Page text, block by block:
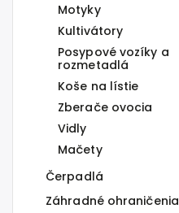
Motyky
Kultivátory
Posypové vozíky a
rozmetadlá
Koše na lístie
Zberače ovocia
Vidly
Mačety
Čerpadlá
Záhradné ohraničenia